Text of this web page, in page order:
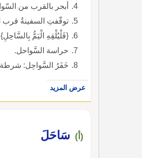
أبحر بالقرب من
توقّفتِ السفينةُ قرب
{فَلْيُلْقِهِ الْيَمُّ
حراسة السَّواحل.
خَفَرُ السَّواحِل: شرطة
عرض المزيد
(أ) سَاحَلَ